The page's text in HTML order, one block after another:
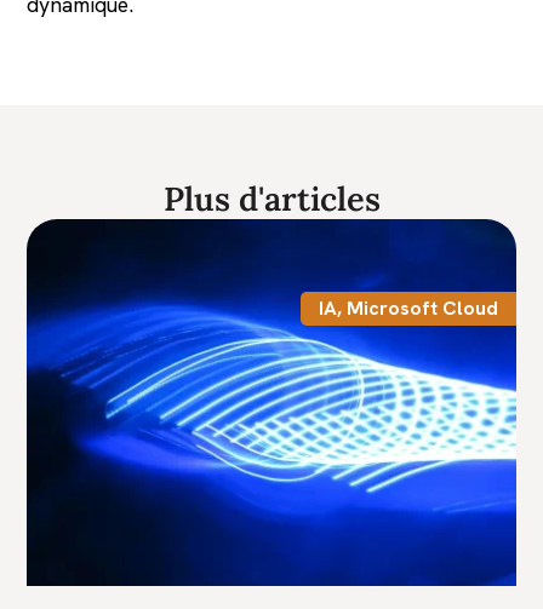
Plus d'articles
IA, Microsoft Cloud